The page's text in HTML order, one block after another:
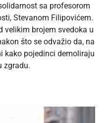
sa profesorom
Stevanom Filipovićem.
velikim brojem svedoka u
što se odvažio da, na
kako pojedinci demoliraju
zgradu.